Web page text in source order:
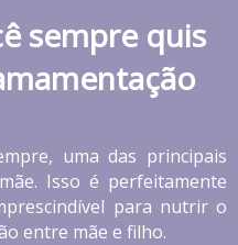
sempre quis
uma das principais
Isso é perfeitamente
para nutrir o
entre mãe e filho.